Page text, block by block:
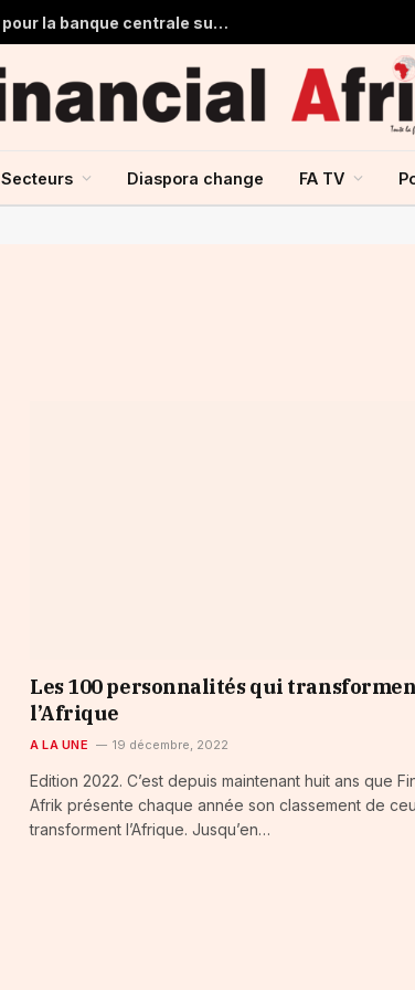
Ghana : 1,7 milliard de dollars de pertes pour la banque centrale sur ses achats d’or en 2025
Secteurs Diaspora change FA TV
Les 100 personnalités qui
l’Afrique
A LA UNE 19 décembre, 2022
Edition 2022. C’est depuis maintenant huit ans que
Afrik présente chaque année son classement de
transforment l’Afrique. Jusqu’en…